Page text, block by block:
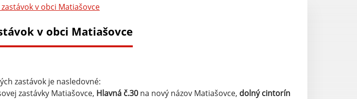
v obci Matiašovce
v obci Matiašovce
zastávok je nasledovné:
zastávky Matiašovce, Hlavná č.30 na nový názov Matiašovce, dolný cintorín